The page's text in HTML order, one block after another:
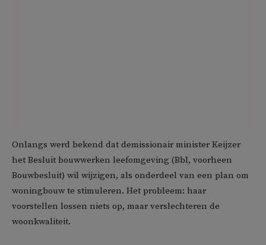
Onlangs werd bekend dat demissionair minister Keijzer
het Besluit bouwwerken leefomgeving (Bbl, voorheen
Bouwbesluit) wil wijzigen, als onderdeel van een plan om
woningbouw te stimuleren. Het probleem: haar
voorstellen lossen niets op, maar verslechteren de
woonkwaliteit.